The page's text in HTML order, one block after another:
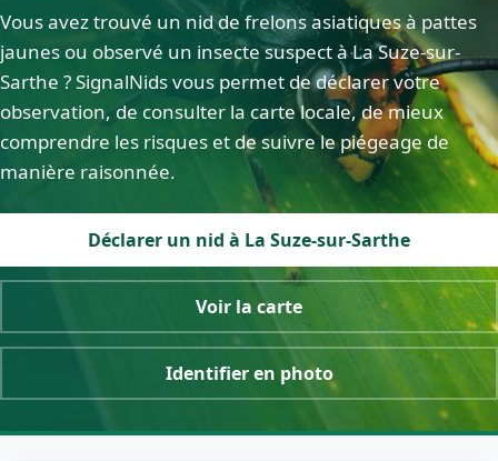
Vous avez trouvé un nid de frelons asiatiques à pattes
jaunes ou observé un insecte suspect à La Suze-sur-
Sarthe ? SignalNids vous permet de déclarer votre
observation, de consulter la carte locale, de mieux
comprendre les risques et de suivre le piégeage de
manière raisonnée.
Déclarer un nid à La Suze-sur-Sarthe
Voir la carte
Identifier en photo